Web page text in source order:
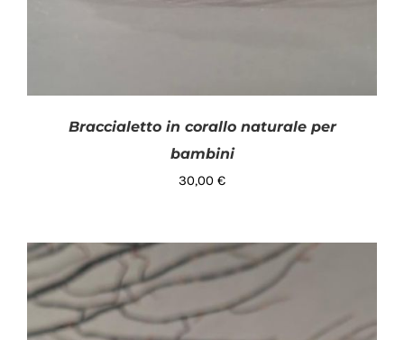
AGGIUNGI AL CARRELLO
Braccialetto in corallo naturale per
bambini
30,00 €